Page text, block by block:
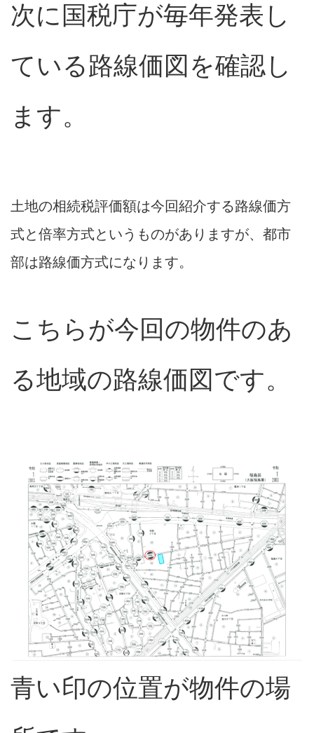
次に国税庁が毎年発表し
ている路線価図を確認し
ます。
土地の相続税評価額は今回紹介する路線価方
式と倍率方式というものがありますが、都市
部は路線価方式になります。
こちらが今回の物件のあ
る地域の路線価図です。
青い印の位置が物件の場